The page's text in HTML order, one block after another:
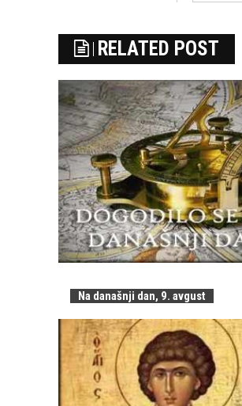
RELATED POST
Na današnji dan, 9. avgust